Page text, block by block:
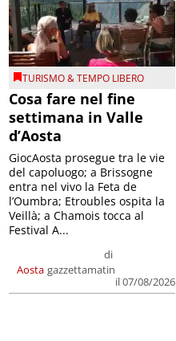
TURISMO & TEMPO LIBERO
Cosa fare nel fine
settimana in Valle
d’Aosta
Aosta
di
gazzettamatin
il 07/08/2026
GiocAosta prosegue tra le vie
del capoluogo; a Brissogne
entra nel vivo la Feta de
l’Oumbra; Etroubles ospita la
Veillà; a Chamois tocca al
Festival A...